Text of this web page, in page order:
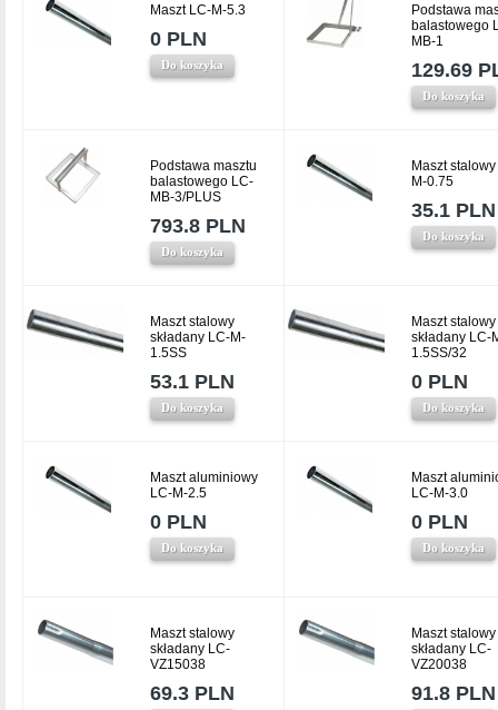
Maszt LC-M-5.3
0 PLN
Do koszyka
Podstawa
balastowego
MB-1
129.69
Do koszyka
Podstawa masztu
balastowego LC-
MB-3/PLUS
793.8 PLN
Do koszyka
Maszt
M-0.75
35.1 PLN
Do koszyka
Maszt stalowy
składany LC-M-
1.5SS
53.1 PLN
Do koszyka
Maszt stalowy
składany LC-
1.5SS/32
0 PLN
Do koszyka
Maszt aluminiowy
LC-M-2.5
0 PLN
Do koszyka
Maszt
LC-M-3.0
0 PLN
Do koszyka
Maszt stalowy
składany LC-
VZ15038
69.3 PLN
Maszt stalowy
składany LC-
VZ20038
91.8 PLN